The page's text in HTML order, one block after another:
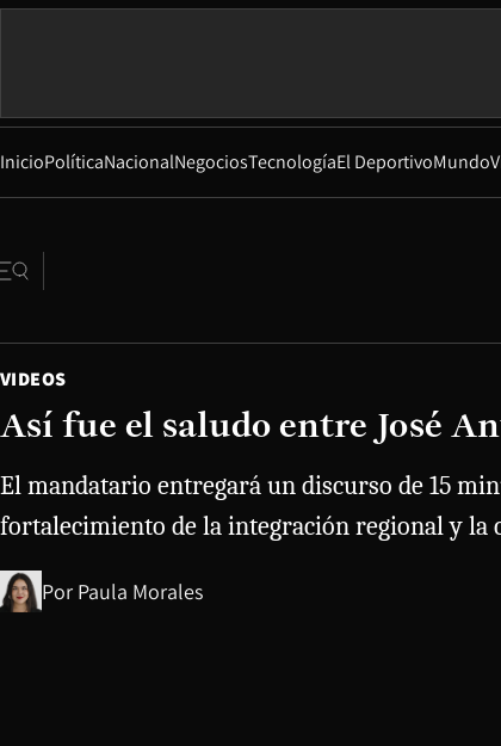
InicioPolíticaNacionalNegociosTecnologíaEl DeportivoMundo
VIDEOS
Así fue el saludo entre José
El mandatario entregará un discurso de 15
fortalecimiento de la integración regional y la
Por Paula Morales